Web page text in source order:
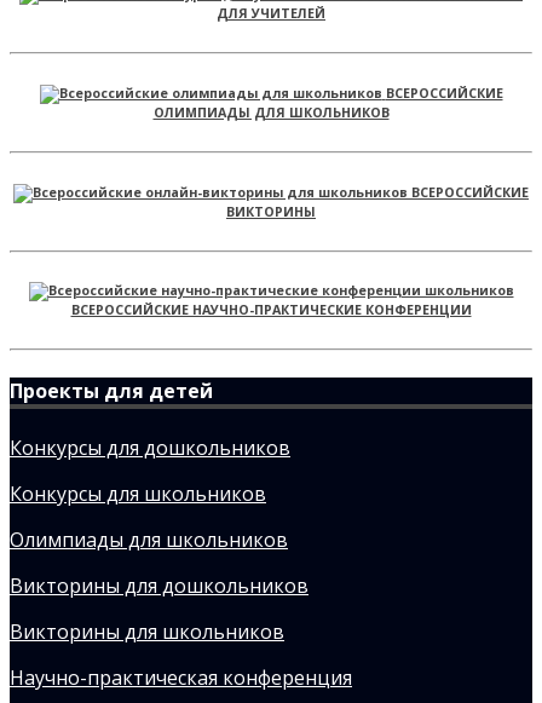
ДЛЯ УЧИТЕЛЕЙ
ВСЕРОССИЙСКИЕ
ОЛИМПИАДЫ ДЛЯ ШКОЛЬНИКОВ
ВСЕРОССИЙСКИЕ
ВИКТОРИНЫ
ВСЕРОССИЙСКИЕ НАУЧНО-ПРАКТИЧЕСКИЕ КОНФЕРЕНЦИИ
Проекты для детей
Конкурсы для дошкольников
Конкурсы для школьников
Олимпиады для школьников
Викторины для дошкольников
Викторины для школьников
Научно-практическая конференция